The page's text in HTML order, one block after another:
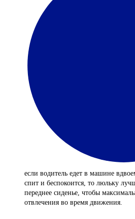
если водитель едет в машине
спит и беспокоится, то люльку
переднее сиденье, чтобы
отвлечения во время движения.